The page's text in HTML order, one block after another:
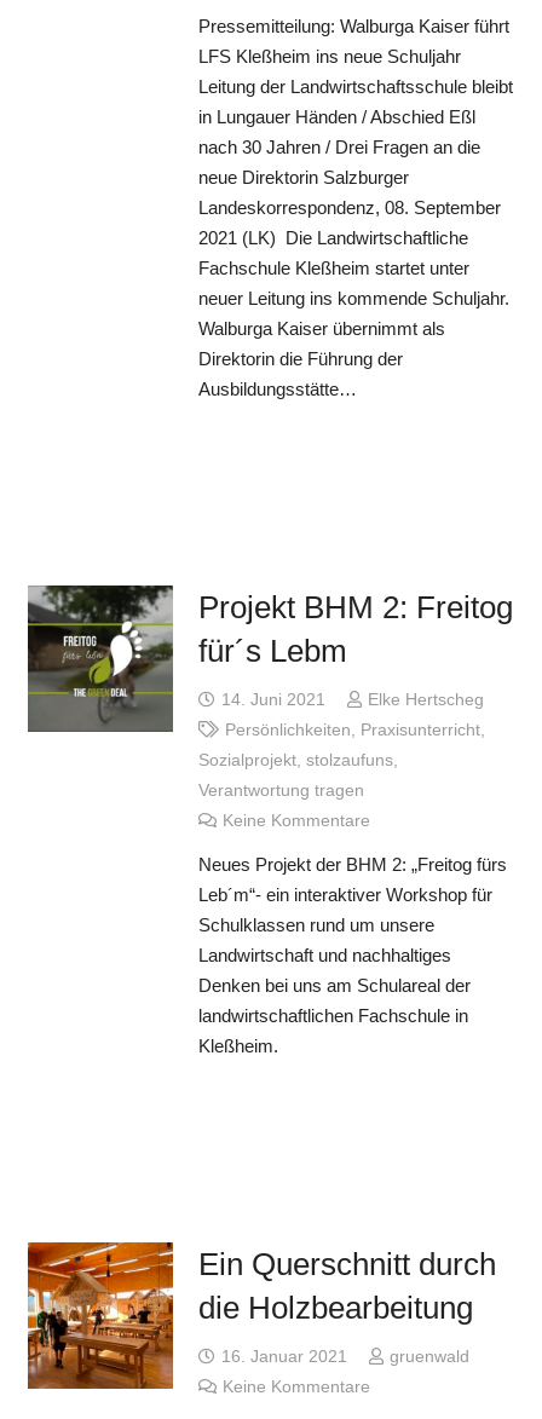
Pressemitteilung: Walburga Kaiser führt
LFS Kleßheim ins neue Schuljahr
Leitung der Landwirtschaftsschule bleibt
in Lungauer Händen / Abschied Eßl
nach 30 Jahren / Drei Fragen an die
neue Direktorin Salzburger
Landeskorrespondenz, 08. September
2021 (LK) Die Landwirtschaftliche
Fachschule Kleßheim startet unter
neuer Leitung ins kommende Schuljahr.
Walburga Kaiser übernimmt als
Direktorin die Führung der
Ausbildungsstätte…
Projekt BHM 2: Freitog
für´s Lebm
14. Juni 2021
Elke Hertscheg
Persönlichkeiten, Praxisunterricht,
Sozialprojekt, stolzaufuns,
Verantwortung tragen
Keine Kommentare
Neues Projekt der BHM 2: „Freitog fürs
Leb´m“- ein interaktiver Workshop für
Schulklassen rund um unsere
Landwirtschaft und nachhaltiges
Denken bei uns am Schulareal der
landwirtschaftlichen Fachschule in
Kleßheim.
Ein Querschnitt durch
die Holzbearbeitung
16. Januar 2021
gruenwald
Keine Kommentare